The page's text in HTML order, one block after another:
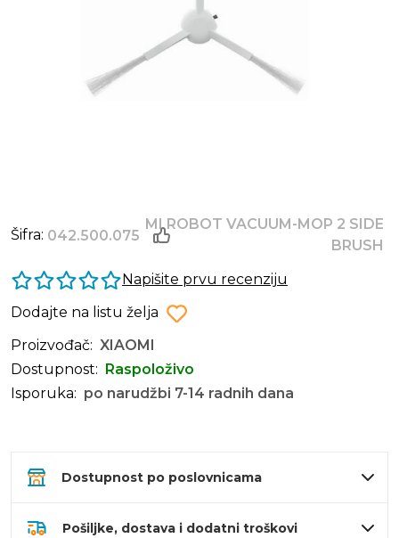
Šifra: 042.500.075
MI ROBOT VACUUM-MOP 2 SIDE
BRUSH
Napišite prvu recenziju
Dodajte na listu želja
Proizvođač: XIAOMI
Dostupnost:
Raspoloživo
Isporuka: po narudžbi 7-14 radnih dana
Dostupnost po poslovnicama
Pošiljke, dostava i dodatni troškovi